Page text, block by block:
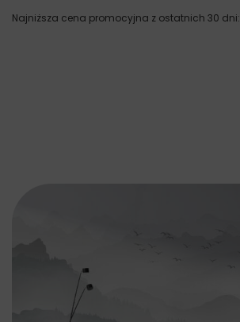
Najniższa cena promocyjna z ostatnich 30 dni: